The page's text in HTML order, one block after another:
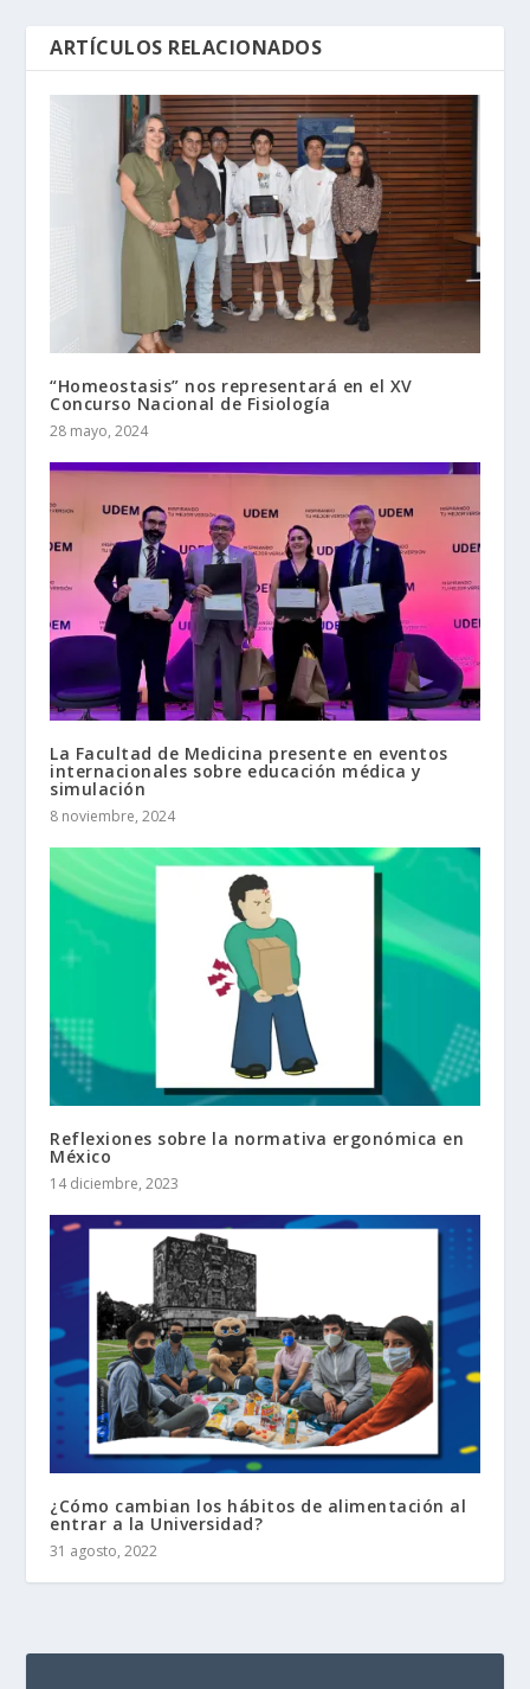
ARTÍCULOS RELACIONADOS
“Homeostasis” nos representará en el XV
Concurso Nacional de Fisiología
28 mayo, 2024
La Facultad de Medicina presente en eventos
internacionales sobre educación médica y
simulación
8 noviembre, 2024
Reflexiones sobre la normativa ergonómica en
México
14 diciembre, 2023
¿Cómo cambian los hábitos de alimentación al
entrar a la Universidad?
31 agosto, 2022